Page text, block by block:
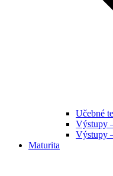
Učebné
Výstupy
Výstupy
Maturita